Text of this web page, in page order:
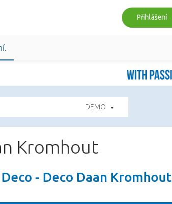
Přihlášení
DEMO
Kromhout
- Deco Daan Kromhout